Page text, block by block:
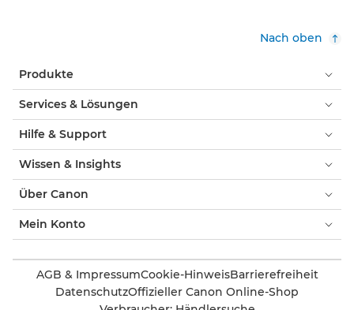
Nach oben
Produkte
Services & Lösungen
Hilfe & Support
Wissen & Insights
Über Canon
Mein Konto
AGB & ImpressumCookie-HinweisBarrierefreiheit
DatenschutzOffizieller Canon Online-Shop